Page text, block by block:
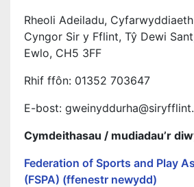
Rheoli Adeiladu,
Cyngor Sir y Fflint, Tŷ Dewi
Ewlo, CH5 3FF
Rhif ffôn: 01352 703647
E-bost:
Cymdeithasau / mudiadau’r
Federation of Sports and Play
(FSPA) (ffenestr newydd)